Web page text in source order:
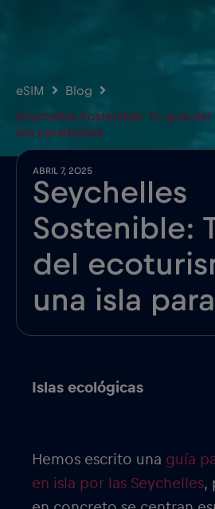
eSIM
Blog
Seychelles Sostenible: Tu guía
isla paradisíaca
ABRIL 7, 2025
Seychelles
Sostenible:
del
una isla
Islas ecológicas
Hemos escrito una guía
en isla por las Seychelles,